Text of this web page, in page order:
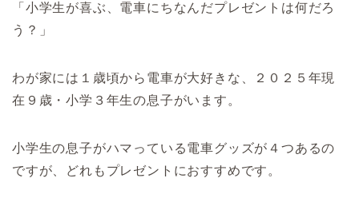
「小学生が喜ぶ、電車にちなんだプレゼントは何だろ
う？」
わが家には１歳頃から電車が大好きな、２０２５年現
在９歳・小学３年生の息子がいます。
小学生の息子がハマっている電車グッズが４つあるの
ですが、どれもプレゼントにおすすめです。